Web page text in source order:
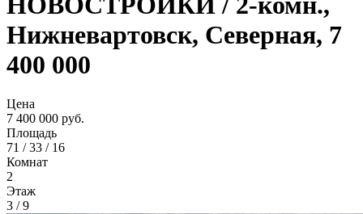
Нижневартовск, Северная, 7
400 000
Цена
7 400 000 руб.
Площадь
71 / 33 / 16
Комнат
2
Этаж
3 / 9